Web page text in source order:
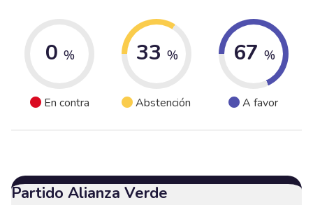
0 %
En contra
33 %
Abstención
67 %
A favor
Partido Alianza Verde